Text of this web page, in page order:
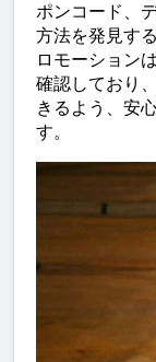
ポンコード、
方法を発見す
ロモーション
確認しており
きるよう、安
す。